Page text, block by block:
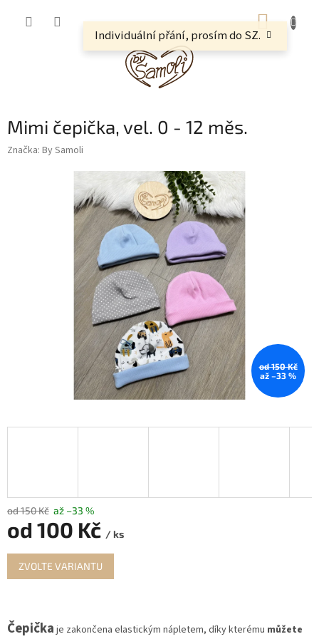
Individuální přání, prosím do SZ.
Mimi čepička, vel. 0 - 12 měs.
Značka: By Samoli
od 150 Kč
až –33 %
od 150 Kč až –33 %
od 100 Kč / ks
Měrná
cena:
ZVOLTE VARIANTU
Čepička je zakončena elastickým nápletem, díky kterému můžete